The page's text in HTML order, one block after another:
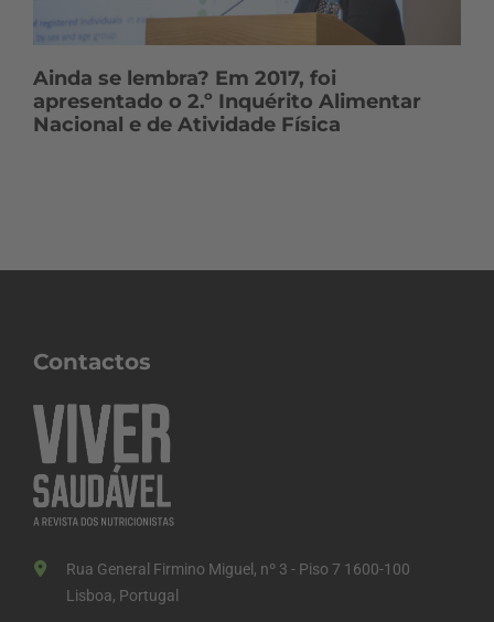
Ainda se lembra? Em 2017, foi
apresentado o 2.º Inquérito Alimentar
Nacional e de Atividade Física
Contactos
Rua General Firmino Miguel, nº 3 - Piso 7 1600-100
Lisboa, Portugal